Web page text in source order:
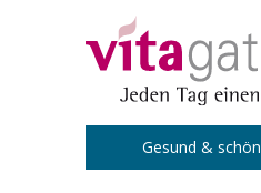
Gesund & schön